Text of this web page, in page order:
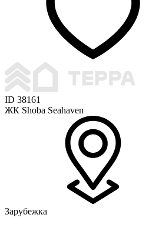
ID 38161
ЖК Shoba Seahaven
Зарубежка